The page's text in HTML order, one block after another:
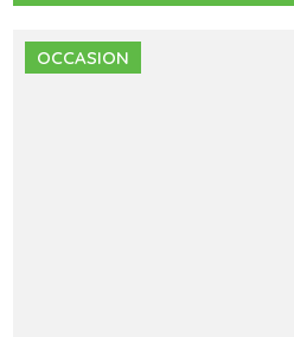
OCCASION